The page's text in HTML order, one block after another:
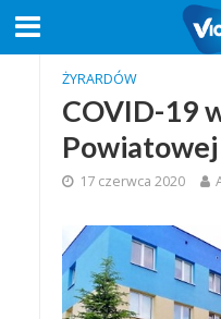
ŻYRARDÓW
COVID-19
17 czerwca 2020